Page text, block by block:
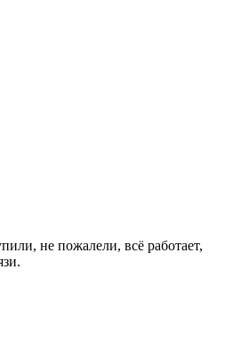
не пожалели, всё работает,